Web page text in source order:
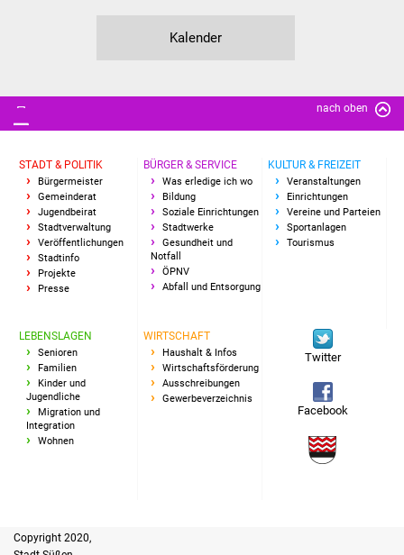
Kalender
nach oben
STADT & POLITIK
Bürgermeister
Gemeinderat
Jugendbeirat
Stadtverwaltung
Veröffentlichungen
Stadtinfo
Projekte
Presse
BÜRGER & SERVICE
Was erledige ich wo
Bildung
Soziale Einrichtungen
Stadtwerke
Gesundheit und
Notfall
ÖPNV
Abfall und Entsorgung
KULTUR & FREIZEIT
Veranstaltungen
Einrichtungen
Vereine und Parteien
Sportanlagen
Tourismus
LEBENSLAGEN
Senioren
Familien
Kinder und
Jugendliche
Migration und
Integration
Wohnen
WIRTSCHAFT
Haushalt & Infos
Wirtschaftsförderung
Ausschreibungen
Gewerbeverzeichnis
Twitter
Facebook
Copyright 2020,